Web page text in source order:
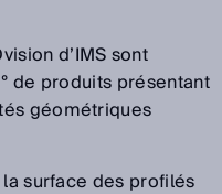
d’IMS sont
de produits présentant
géométriques
surface des profilés